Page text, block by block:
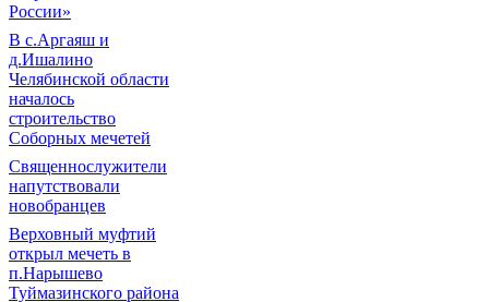
России»
В с.Аргаяш и
д.Ишалино
Челябинской области
началось
строительство
Соборных мечетей
Священнослужители
напутствовали
новобранцев
Верховный муфтий
открыл мечеть в
п.Нарышево
Туймазинского района